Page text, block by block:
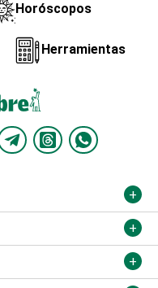
Horóscopos
Herramientas